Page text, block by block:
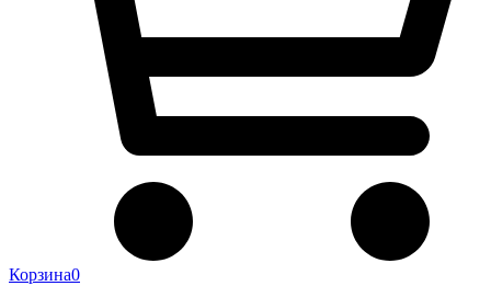
Корзина0